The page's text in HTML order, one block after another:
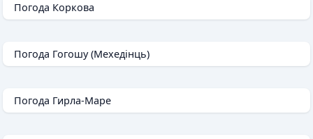
Погода Коркова
Погода Гогошу (Мехедінць)
Погода Гирла-Маре